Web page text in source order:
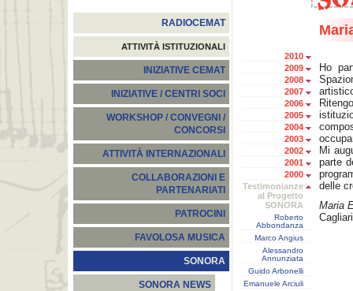
RADIOCEMAT
ATTIVITÀ ISTITUZIONALI
INIZIATIVE CEMAT
INIZIATIVE / CENTRI SOCI
WORKSHOP / CONVEGNI /
CONCORSI
ATTIVITÀ INTERNAZIONALI
COLLABORAZIONI E
PARTENARIATI
PATROCINI
FAVOLOSA MUSICA
SONORA
SONORA NEWS
2010
2009
2008
2007
2006
2005
2004
2003
2002
2001
2000
Testimonianze
al Progetto
SONORA
Roberto
Abbondanza
Marco Angius
Alessandro
Annunziata
Guido Arbonelli
Emanuele Arciuli
Ho
Mi
parte
delle
Maria